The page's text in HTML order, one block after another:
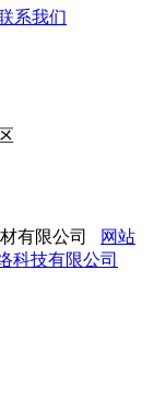
系我们
有限公司
网站
科技有限公司